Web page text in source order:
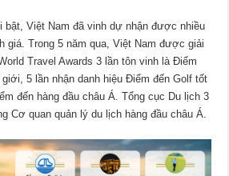
bật, Việt Nam đã vinh dự nhận được nhiều
giá. Trong 5 năm qua, Việt Nam được giải
Travel Awards 3 lần tôn vinh là Điểm
5 lần nhận danh hiệu Điểm đến Golf tốt
đến hàng đầu châu Á. Tổng cục Du lịch 3
Cơ quan quản lý du lịch hàng đầu châu Á.